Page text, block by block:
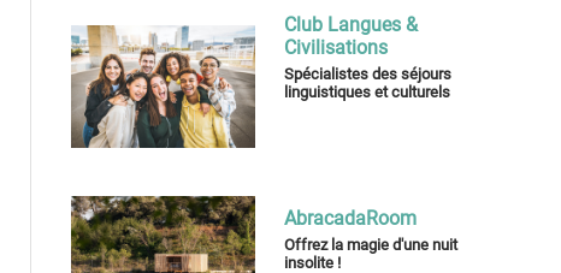
Spécialistes des séjours
linguistiques et culturels
Club Langues &
Civilisations
Offrez la magie d'une nuit
insolite !
AbracadaRoom